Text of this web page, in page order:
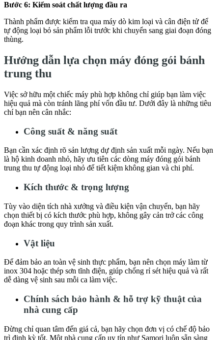
Bước 6: Kiểm soát chất lượng đầu ra
Thành phẩm được kiểm tra qua máy dò kim loại và cân điện tử để
tự động loại bỏ sản phẩm lỗi trước khi chuyển sang giai đoạn đóng
thùng.
Hướng dẫn lựa chọn máy đóng gói bánh
trung thu
Việc sở hữu một chiếc máy phù hợp không chỉ giúp bạn làm việc
hiệu quả mà còn tránh lãng phí vốn đầu tư. Dưới đây là những tiêu
chí bạn nên cân nhắc:
Công suất & năng suất
Bạn cần xác định rõ sản lượng dự định sản xuất mỗi ngày. Nếu bạn
là hộ kinh doanh nhỏ, hãy ưu tiên các dòng máy đóng gói bánh
trung thu tự động loại nhỏ để tiết kiệm không gian và chi phí.
Kích thước & trọng lượng
Tùy vào diện tích nhà xưởng và điều kiện vận chuyển, bạn hãy
chọn thiết bị có kích thước phù hợp, không gây cản trở các công
đoạn khác trong quy trình sản xuất.
Vật liệu
Để đảm bảo an toàn vệ sinh thực phẩm, bạn nên chọn máy làm từ
inox 304 hoặc thép sơn tĩnh điện, giúp chống rỉ sét hiệu quả và rất
dễ dàng vệ sinh sau mỗi ca làm việc.
Chính sách bảo hành & hỗ trợ kỹ thuật của
nhà cung cấp
Đừng chỉ quan tâm đến giá cả, bạn hãy chọn đơn vị có chế độ bảo
trì định kỳ tốt. Một nhà cung cấp uy tín như Samori luôn sẵn sàng